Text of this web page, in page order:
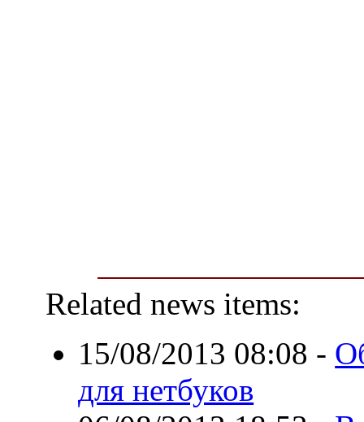
Related news items:
15/08/2013 08:08 -
для нетбуков